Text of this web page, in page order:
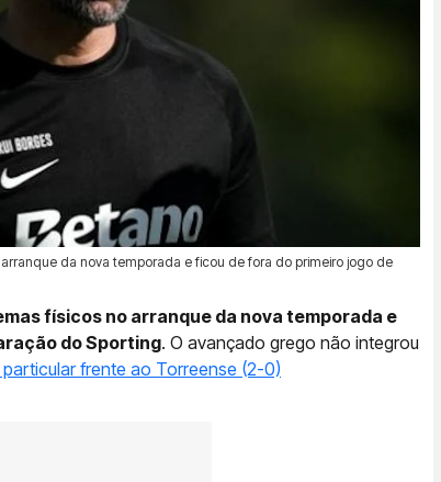
da nova temporada e ficou de fora do primeiro jogo de
físicos no arranque da nova temporada e
do Sporting. O avançado grego não integrou
frente ao Torreense (2-0)